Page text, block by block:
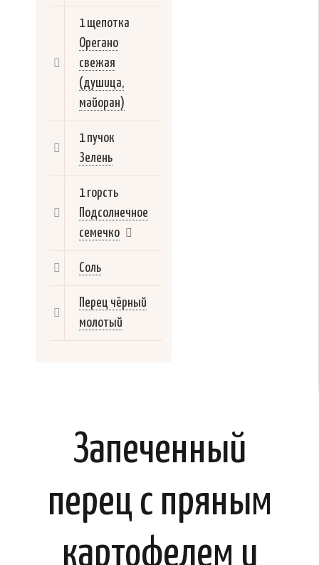
1 щепотка
Орегано
свежая
(душица,
майоран)
1 пучок
Зелень
1 горсть
Подсолнечное
семечко
Соль
Перец чёрный
молотый
Запеченный
перец с пряным
картофелем и